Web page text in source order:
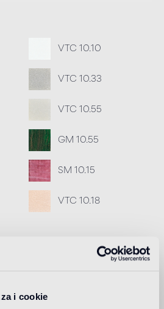
i cookie
VTC 10.10
VTC 10.33
VTC 10.55
GM 10.55
SM 10.15
VTC 10.18